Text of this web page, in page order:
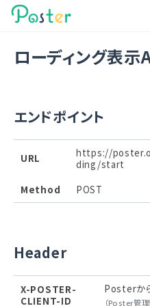
ローディング表示
エンドポイント
URL
https://
ding/start
Method
POST
Header
X-POSTER-
CLIENT-ID
Posterか
（Poster管